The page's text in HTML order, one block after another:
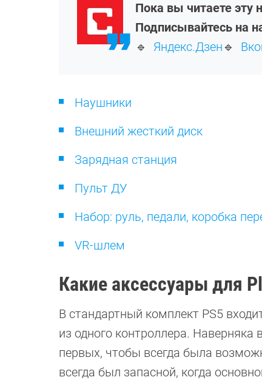
Пока вы читаете эту
Подписывайтесь на
🔹 Яндекс.Дзен🔹
Наушники
Внешний жесткий диск
Зарядная станция
Пульт ДУ
Набор: руль, педали, коробка
VR-шлем
Какие аксессуары для
В стандартный комплект PS5
из одного контроллера. Наверняка
первых, чтобы всегда была
всегда был запасной, когда